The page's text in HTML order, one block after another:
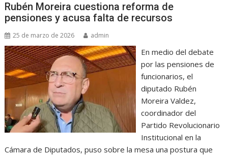
Rubén Moreira cuestiona reforma de
pensiones y acusa falta de recursos
25 de marzo de 2026 admin
En medio del debate
por las pensiones de
funcionarios, el
diputado Rubén
Moreira Valdez,
coordinador del
Partido Revolucionario
Institucional en la
Cámara de Diputados, puso sobre la mesa una postura que